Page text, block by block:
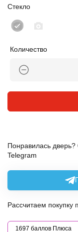
Стекло
Количество
Понравилась дверь?
Telegram
Рассчитаем покупку
1697 баллов Плюса